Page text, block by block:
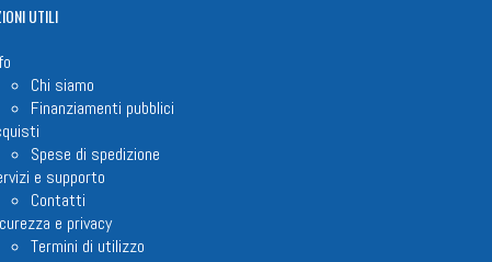
UTILI
Chi siamo
Finanziamenti pubblici
Spese di spedizione
e supporto
Contatti
e privacy
Termini di utilizzo